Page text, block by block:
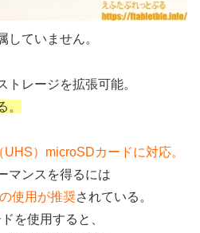
していません。
トレージを拡張可能。
。
）microSDカードに対応。
マンスを得るには
使用が推奨されている。
を使用すると、